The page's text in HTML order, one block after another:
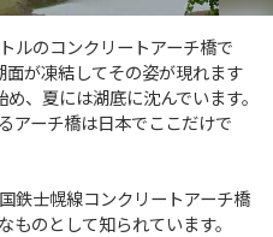
ルのコンクリートアーチ橋で
が凍結してその姿が現れます
、夏には湖底に沈んでいます。
アーチ橋は日本でここだけで
鉄士幌線コンクリートアーチ橋
のとして知られています。